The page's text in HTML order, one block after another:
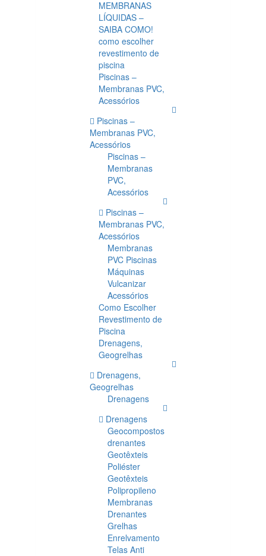
MEMBRANAS
LÍQUIDAS –
SAIBA COMO!
como escolher
revestimento de
piscina
Piscinas –
Membranas PVC,
Acessórios
Piscinas –
Membranas PVC,
Acessórios
Piscinas –
Membranas
PVC,
Acessórios
Piscinas –
Membranas PVC,
Acessórios
Membranas
PVC Piscinas
Máquinas
Vulcanizar
Acessórios
Como Escolher
Revestimento de
Piscina
Drenagens,
Geogrelhas
Drenagens,
Geogrelhas
Drenagens
Drenagens
Geocompostos
drenantes
Geotêxteis
Poliéster
Geotêxteis
Polipropileno
Membranas
Drenantes
Grelhas
Enrelvamento
Telas Anti